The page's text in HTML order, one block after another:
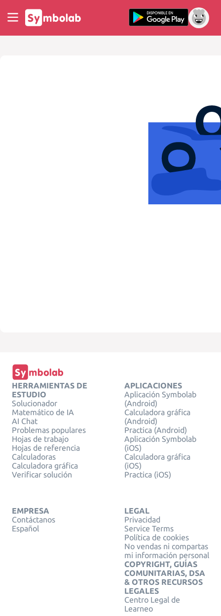
HERRAMIENTAS DE
ESTUDIO
Solucionador
Matemático de IA
AI Chat
Problemas populares
Hojas de trabajo
Hojas de referencia
Calculadoras
Calculadora gráfica
Verificar solución
APLICACIONES
Aplicación Symbolab
(Android)
Calculadora gráfica
(Android)
Practica (Android)
Aplicación Symbolab
(iOS)
Calculadora gráfica
(iOS)
Practica (iOS)
EMPRESA
Contáctanos
Español
LEGAL
Privacidad
Service Terms
Política de cookies
No vendas ni compartas
mi información personal
COPYRIGHT, GUÍAS
COMUNITARIAS, DSA
& OTROS RECURSOS
LEGALES
Centro Legal de
Learneo